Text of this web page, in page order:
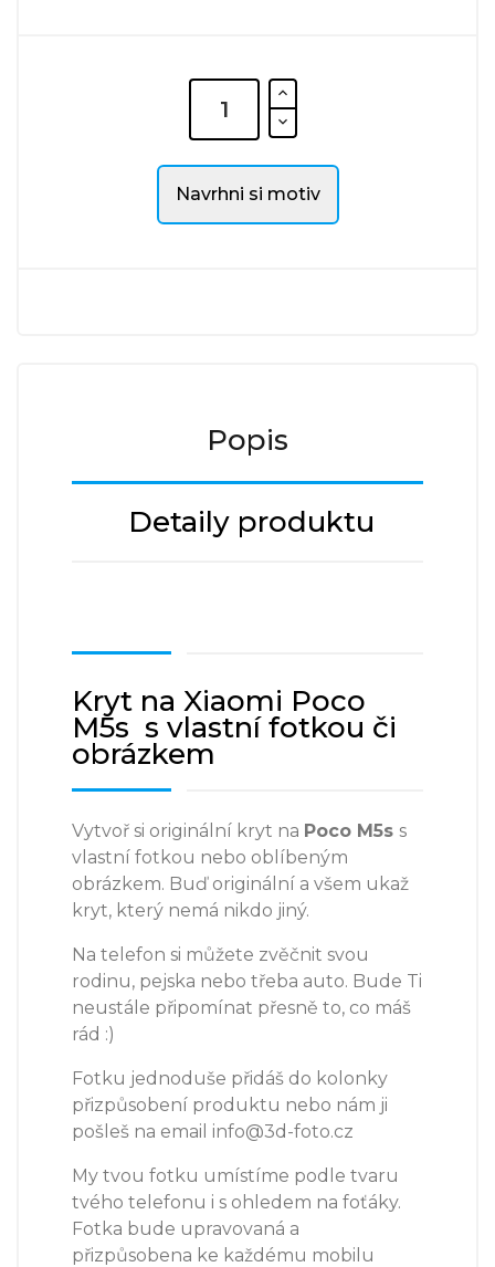
Navrhni si motiv
Popis
Detaily produktu
Kryt na Xiaomi Poco
M5s s vlastní fotkou či
obrázkem
Vytvoř si originální kryt na Poco M5s s
vlastní fotkou nebo oblíbeným
obrázkem. Buď originální a všem ukaž
kryt, který nemá nikdo jiný.
Na telefon si můžete zvěčnit svou
rodinu, pejska nebo třeba auto. Bude Ti
neustále připomínat přesně to, co máš
rád :)
Fotku jednoduše přidáš do kolonky
přizpůsobení produktu nebo nám ji
pošleš na email info@3d-foto.cz
My tvou fotku umístíme podle tvaru
tvého telefonu i s ohledem na foťáky.
Fotka bude upravovaná a
přizpůsobena ke každému mobilu